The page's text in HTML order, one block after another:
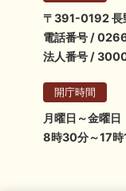
〒391-0192 長
電話番号 /
法人番号 /
開庁時間
月曜日～金曜日
8時30分～17時